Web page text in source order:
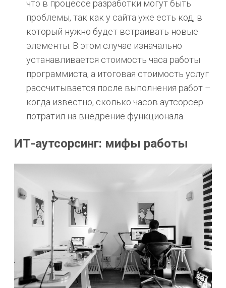
что в процессе разработки могут быть
проблемы, так как у сайта уже есть код, в
который нужно будет встраивать новые
элементы. В этом случае изначально
устанавливается стоимость часа работы
программиста, а итоговая стоимость услуг
рассчитывается после выполнения работ –
когда известно, сколько часов аутсорсер
потратил на внедрение функционала.
ИТ-аутсорсинг: мифы работы